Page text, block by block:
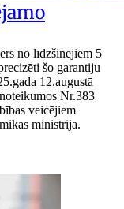
no līdzšinējiem 5
šo garantiju
12.augustā
Nr.383
veicējiem
ministrija.